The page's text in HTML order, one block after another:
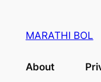
MARATHI BOL
About